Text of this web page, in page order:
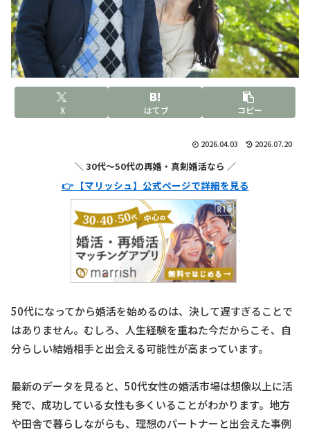
X はてブ コピー
2026.04.03 2026.07.20
＼ 30代〜50代の再婚・真剣婚活なら ／
👉 【マリッシュ】公式ページで詳細を見る
50代になってから婚活を始めるのは、決して遅すぎることで
はありません。むしろ、人生経験を重ねた今だからこそ、自
分らしい結婚相手と出会える可能性が高まっています。
最新のデータを見ると、50代女性の婚活市場は想像以上に活
発で、成功している女性も多くいることがわかります。地方
や田舎で暮らしながらも、理想のパートナーと出会えた事例